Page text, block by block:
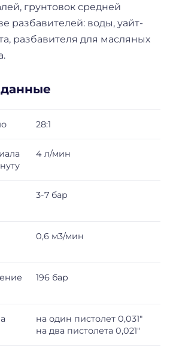
грунтовок средней
разбавителей: воды, уайт-
разбавителя для масляных
28:1
4 л/мин
3-7 бар
0,6 м3/мин
196 бар
на один пистолет 0,031"
на два пистолета 0,021"